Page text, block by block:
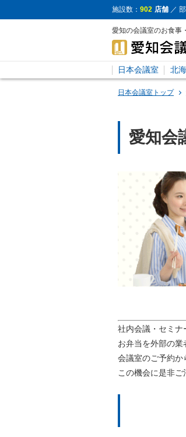
施設数： 902 店舗 ／
愛知の会議室のお食事
日本会議室 北
日本会議室トップ
愛知会
社内会議・セミナ
お弁当を外部の業
会議室のご予約か
この機会に是非ご